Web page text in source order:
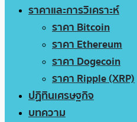
ราคาและการวิเคราะห์
ราคา Bitcoin
ราคา Ethereum
ราคา Dogecoin
ราคา Ripple (XRP)
ปฏิทินเศรษฐกิจ
บทความ